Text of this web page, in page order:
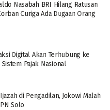
Nasabah BRI Hilang Ratusan
Curiga Ada Dugaan Orang
Digital Akan Terhubung ke
Pajak Nasional
di Pengadilan, Jokowi Malah
Solo